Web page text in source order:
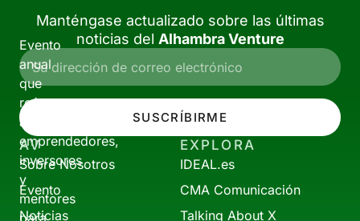
Evento
anual
que
reúne
a
emprendedores,
inversores
y
mentores
Manténgase actualizado sobre las últimas
noticias del Alhambra Venture
SUSCRÍBIRME
AV
Sobre Nosotros
Evento
Noticias
EXPLORA
IDEAL.es
CMA Comunicación
Talking About X